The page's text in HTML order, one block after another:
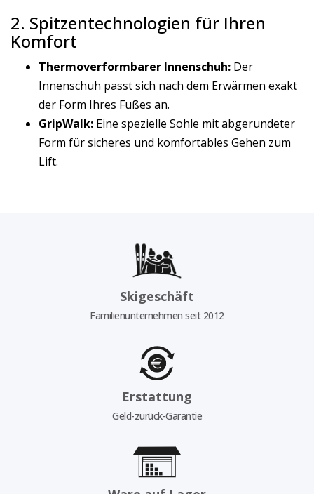
2. Spitzentechnologien für Ihren
Komfort
Thermoverformbarer Innenschuh: Der
Innenschuh passt sich nach dem Erwärmen exakt
der Form Ihres Fußes an.
GripWalk: Eine spezielle Sohle mit abgerundeter
Form für sicheres und komfortables Gehen zum
Lift.
Skigeschäft
Familienunternehmen seit 2012
Erstattung
Geld-zurück-Garantie